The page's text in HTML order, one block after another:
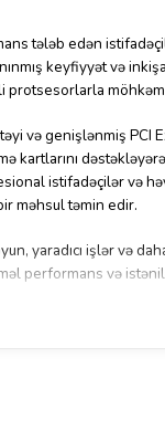
tələb edən
keyfiyyət və
protsesorlarla
və genişlənmiş PCI
kartlarını
istifadəçilər və
məhsul təmin edir.
yaradıcı işlər və
performans və